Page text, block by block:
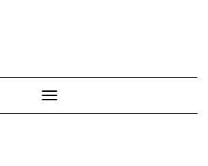
Cambiar modo de navegación